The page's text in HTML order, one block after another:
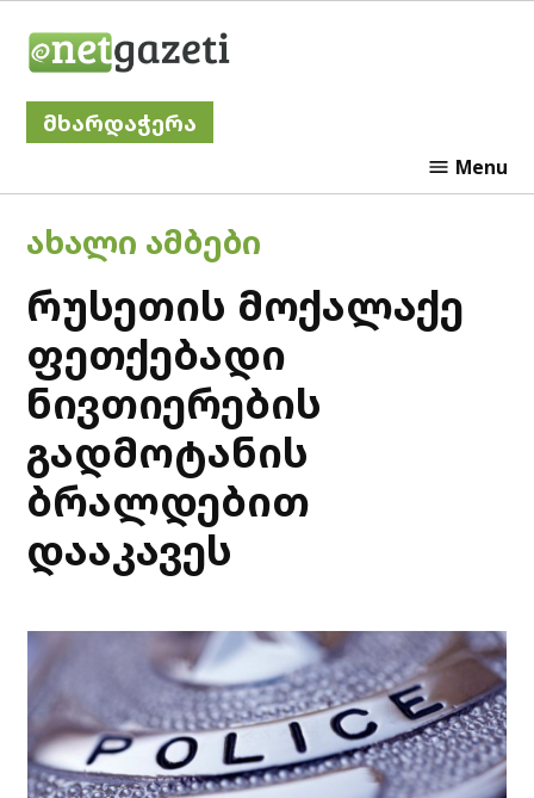
მხარდაჭერა
Menu
POSTED
IN
ᲐᲮᲐᲚᲘ ᲐᲛᲑᲔᲑᲘ
რუსეთის მოქალაქე
ფეთქებადი
ნივთიერების
გადმოტანის
ბრალდებით
დააკავეს